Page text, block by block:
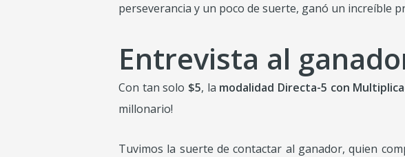
perseverancia y un poco de suerte, ganó un increíble
Entrevista al
Con tan solo $5, la modalidad Directa-5 con
millonario!
Tuvimos la suerte de contactar al ganador, quien